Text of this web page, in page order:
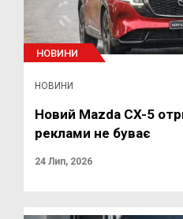
НОВИНИ
НОВИНИ
Новий Mazda CX-5
реклами не буває
24 Лип, 2026